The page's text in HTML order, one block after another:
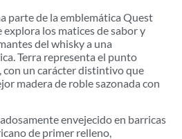
parte de la emblemática Quest
los matices de sabor y
del whisky a una
Terra representa el punto
con un carácter distintivo que
madera de roble sazonada con
envejecido en barricas
de primer relleno,